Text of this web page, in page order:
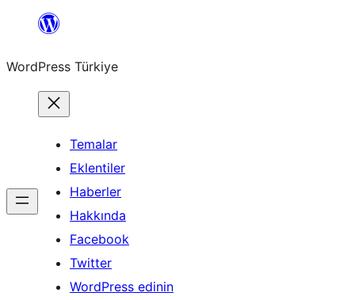
İçeriğe
WordPress Türkiye
Temalar
Eklentiler
Haberler
Hakkında
Facebook
Twitter
WordPress edinin